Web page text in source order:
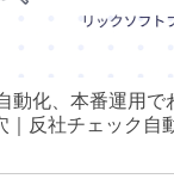
動化、本番運用で
｜反社チェック自